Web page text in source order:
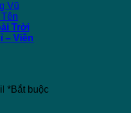
Vũ
Trời
– Viền
*Bắt buộc